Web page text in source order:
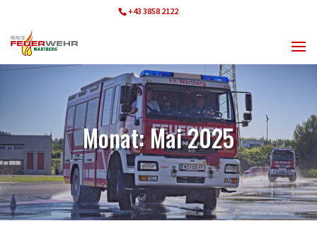
+43 3858 2122
Monat:Mai 2025